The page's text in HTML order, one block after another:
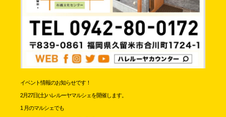
イベント情報のお知らせです！
2月27日(土)ハレルーヤマルシェを開催します。
1 月のマルシェでも